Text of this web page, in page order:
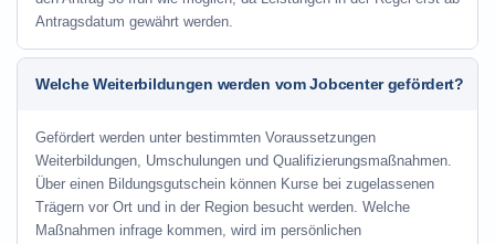
Antragsdatum gewährt werden.
Welche Weiterbildungen werden vom Jobcenter gefördert?
Gefördert werden unter bestimmten Voraussetzungen
Weiterbildungen, Umschulungen und Qualifizierungsmaßnahmen.
Über einen Bildungsgutschein können Kurse bei zugelassenen
Trägern vor Ort und in der Region besucht werden. Welche
Maßnahmen infrage kommen, wird im persönlichen